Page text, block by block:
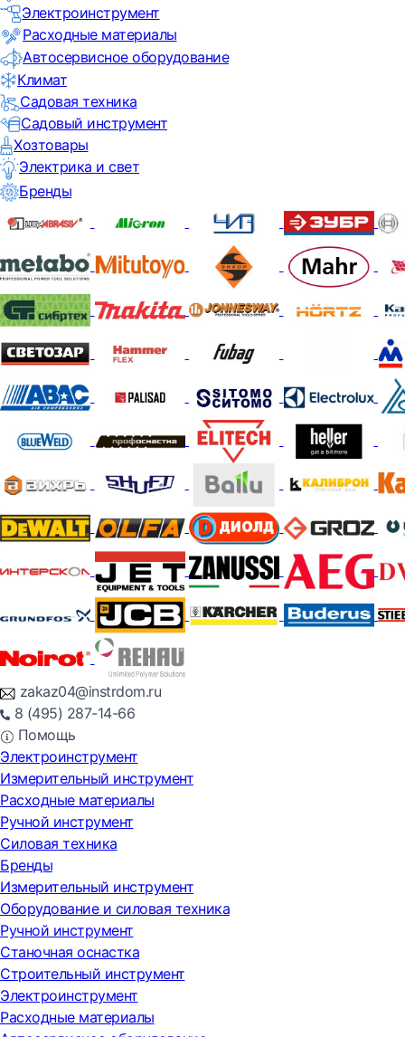
Электроинструмент
Расходные материалы
Автосервисное оборудование
Климат
Садовая техника
Садовый инструмент
Хозтовары
Электрика и свет
Бренды
zakaz04@instrdom.ru
8 (495) 287-14-66
Помощь
Электроинструмент
Измерительный инструмент
Расходные материалы
Ручной инструмент
Силовая техника
Бренды
Измерительный инструмент
Оборудование и силовая техника
Ручной инструмент
Станочная оснастка
Строительный инструмент
Электроинструмент
Расходные материалы